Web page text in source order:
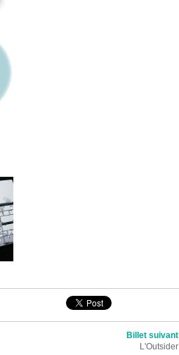
Billet suivant
L'Outsider